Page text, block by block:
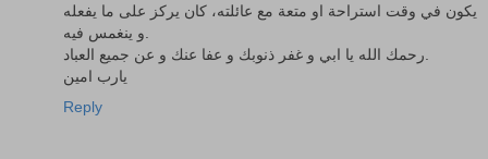
يكون في وقت استراحة او متعة مع عائلته، كان يركز على ما يفعله
يارب امين
Reply